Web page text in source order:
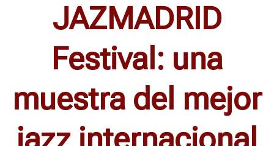
JAZMADRID
Festival: una
muestra del mejor